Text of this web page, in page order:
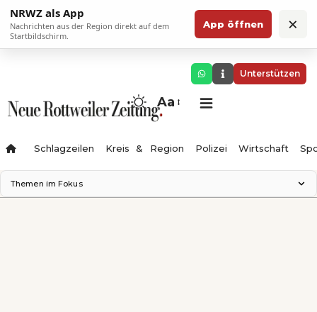
NRWZ als App
Nachrichten aus der Region direkt auf dem
Startbildschirm.
App öffnen ×
Unterstützen
Aa
Schlagzeilen Kreis & Region Polizei Wirtschaft
Themen im Fokus